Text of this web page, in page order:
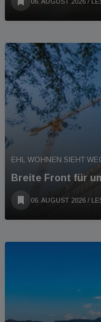
EHL WOHNEN SIEHT
Breite Front für
06. AUGUST 2026 /